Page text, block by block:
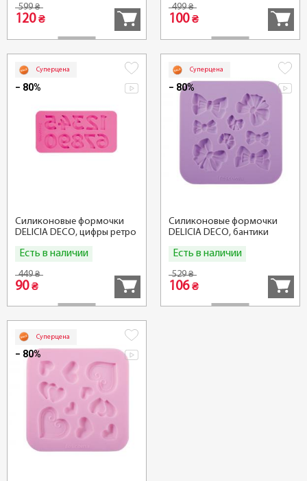
599₴
120₴
499₴
100₴
Суперцена
− 80%
Силиконовые формочки
DELICIA DECO, цифры ретро
Есть в наличии
449₴
90₴
Суперцена
− 80%
Силиконовые формочки
DELICIA DECO, бантики
Есть в наличии
529₴
106₴
Суперцена
− 80%